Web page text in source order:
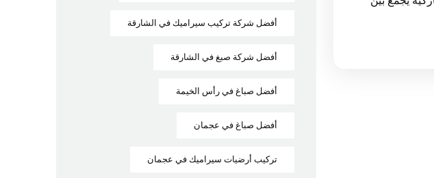
أفضل شركة تركيب سيراميك في الشارقة
أفضل شركة صبغ في الشارقة
أفضل صباغ في رأس الخيمة
أفضل صباغ في عجمان
تركيب أرضيات سيراميك في عجمان